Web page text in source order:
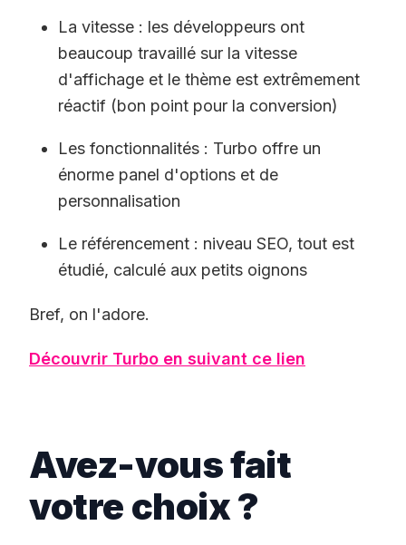
La vitesse : les développeurs ont
beaucoup travaillé sur la vitesse
d'affichage et le thème est extrêmement
réactif (bon point pour la conversion)
Les fonctionnalités : Turbo offre un
énorme panel d'options et de
personnalisation
Le référencement : niveau SEO, tout est
étudié, calculé aux petits oignons
Bref, on l'adore.
Découvrir Turbo en suivant ce lien
Avez-vous fait
votre choix ?